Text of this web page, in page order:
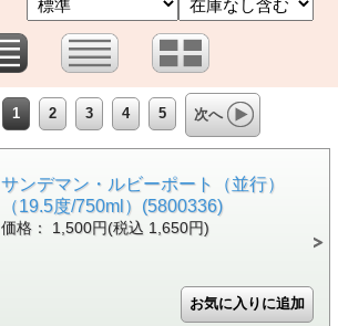
1 2 3 4 5 次へ
サンデマン・ルビーポート（並行）
（19.5度/750ml）(5800336)
価格： 1,500円(税込 1,650円)